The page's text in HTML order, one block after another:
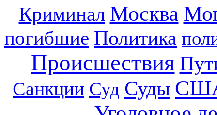
Криминал Москва
погибшие Политика
Происшествия
Санкции Суд Суды